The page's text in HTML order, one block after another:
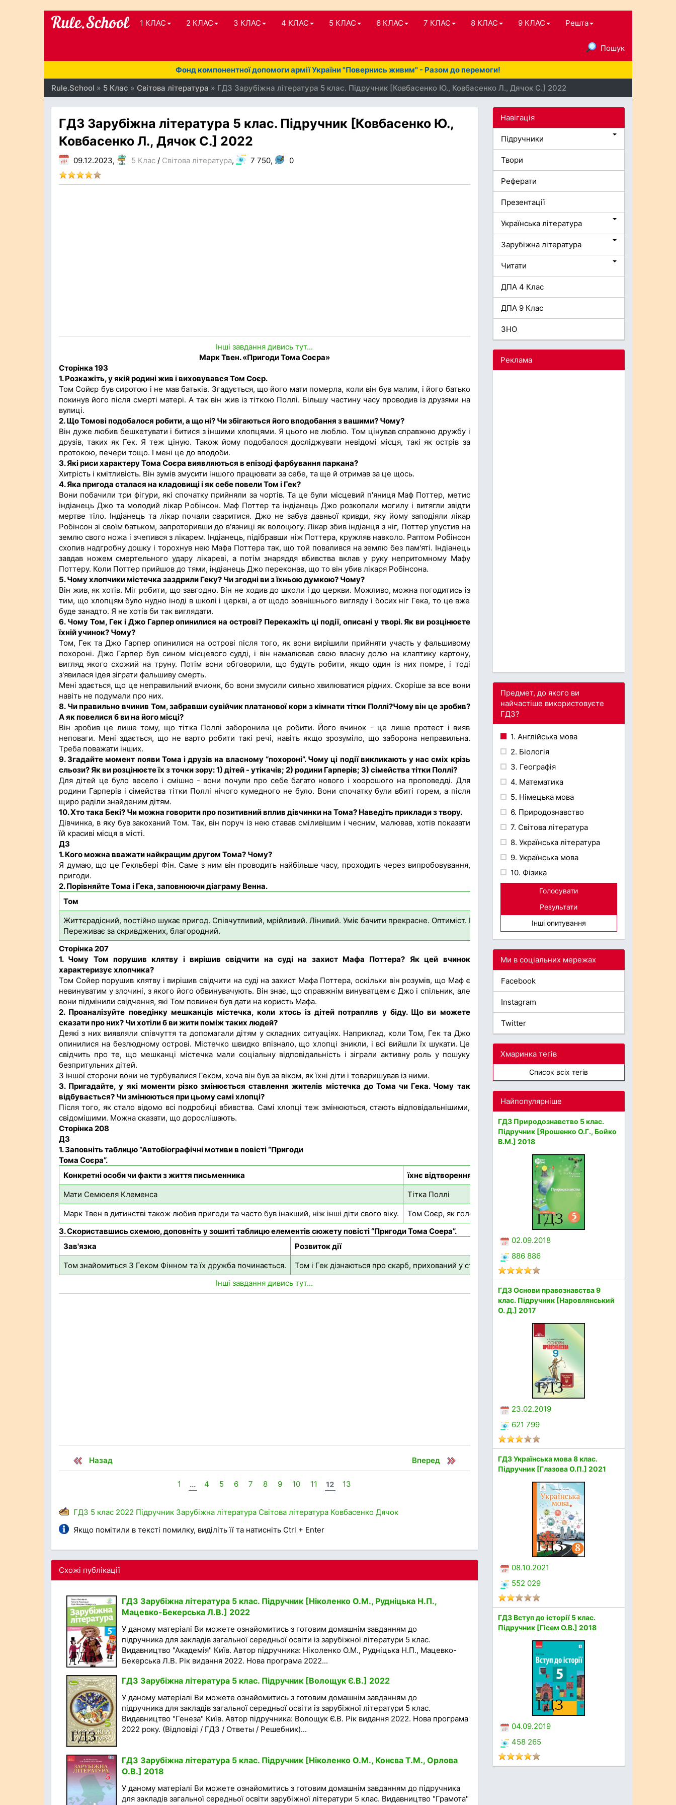
1 КЛАС 2 КЛАС 3 КЛАС 4 КЛАС 5 КЛАС 6 КЛАС 7 КЛАС 8 КЛАС 9 КЛАС Решта
Пошук
Фонд компонентної допомоги армії України "Повернись живим" - Разом до перемоги!
Rule.School » 5 Клас » Світова література » ГДЗ Зарубіжна література 5 клас. Підручник [Ковбасенко Ю., Ковбасенко Л., Дячок С.] 2022
ГДЗ Зарубіжна література 5 клас. Підручник [Ковбасенко Ю.,
Ковбасенко Л., Дячок С.] 2022
09.12.2023, 5 Клас / Світова література, 7 750, 0
Інші завдання дивись тут...
Марк Твен. «Пригоди Тома Соєра»
Сторінка 193
1.Розкажіть,уякій родині жив і виховувався Том Соєр.
Том Сойєр був сиротою і не мав батьків. Згадується, що його мати померла, коли він був малим, і його батько
покинув його після смерті матері. А так він жив із тіткою Поллі. Більшу частину часу проводив із друзями на
вулиці.
2.Що Томові подобалося робити, а що ні? Чи збігаються його вподобання з вашими? Чому?
Він дуже любив бешкетувати і битися з іншими хлопцями. Я цього не люблю. Том цінував справжню дружбу і
друзів, таких як Гек. Я теж ціную. Також йому подобалося досліджувати невідомі місця, такі як острів за
протокою, печери тощо. І мені це до вподоби.
3.Які риси характеруТома Соєра виявляються в епізоді фарбування паркана?
Хитрість і кмітливість. Він зумів змусити іншого працювати за себе, та ще й отримав за це щось.
4.Яка пригода сталася на кладовищі і як себе повели Том і Гек?
Вони побачили три фігури, які спочатку прийняли за чортів. Та це були місцевий п'яниця Маф Поттер, метис
індіанець Джо та молодий лікар Робінсон. Маф Поттер та індіанець Джо розкопали могилу і витягли звідти
мертве тіло. Індіанець та лікар почали сваритися. Джо не забув давньої кривди, яку йому заподіяли лікар
Робінсон зі своїм батьком, запроторивши до в'язниці як волоцюгу. Лікар збив індіанця з ніг, Поттер упустив на
землю свого ножа і зчепився з лікарем. Індіанець, підібравши ніж Поттера, кружляв навколо. Раптом Робінсон
схопив надгробну дошку і торохнув нею Мафа Поттера так, що той повалився на землю без пам'яті. Індіанець
завдав ножем смертельного удару лікареві, а потім знаряддя вбивства вклав у руку непритомному Мафу
Поттеру. Коли Поттер прийшов до тями, індіанець Джо переконав, що то він убив лікаря Робінсона.
5.Чому хлопчики містечка заздрили Геку? Чи згодні ви з їхньою думкою? Чому?
Він жив, як хотів. Міг робити, що завгодно. Він не ходив до школи і до церкви. Можливо, можна погодитись із
тим, що хлопцям було нудно іноді в школі і церкві, а от щодо зовнішнього вигляду і босих ніг Гека, то це вже
буде занадто. Я не хотів би так виглядати.
6. Чому Том, Гек і Джо Гарпер опинилися на острові? Перекажіть ці події, описані у творі. Як ви розцінюєте
їхній учинок? Чому?
Том, Гек та Джо Гарпер опинилися на острові після того, як вони вирішили прийняти участь у фальшивому
похороні. Джо Гарпер був сином місцевого судді, і він намалював свою власну долю на клаптику картону,
вигляд якого схожий на труну. Потім вони обговорили, що будуть робити, якщо один із них помре, і тоді
з'явилася ідея зіграти фальшиву смерть.
Мені здається, що це неправильний вчионк, бо вони змусили сильно хвилюватися рідних. Скоріше за все вони
навіть не подумали про них.
8. Чи правильно вчинив Том, забравши сувійчик платанової кори з кімнати тітки Поллі?Чому він це зробив?
А як повелися б ви на його місці?
Він зробив це лише тому, що тітка Поллі заборонила це робити. Його вчинок - це лише протест і вияв
неповаги. Мені здається, що не варто робити такі речі, навіть якщо зрозуміло, що заборона неправильна.
Треба поважати інших.
9.Згадайте момент появи Томаі друзів на власному “похороні”. Чому ці події викликають у нас сміх крізь
сльози? Як ви розцінюєте їх з точки зору: 1) дітей - утікачів; 2) родини Гарперів; 3) сімейства тітки Поллі?
Для дітей це було весело і смішно - вони почули про себе багато нового і хоорошого на проповедді. Для
родини Гарперів і сімейства тітки Поллі нічого кумедного не було. Вони спочатку були вбиті горем, а після
щиро раділи знайденим дітям.
10.Хто така Бекі? Чи можна говорити про позитивний вплив дівчинки на Тома? Наведіть приклади з твору.
Дівчинка, в яку був закоханий Том. Так, він поруч із нею ставав сміливішим і чесним, малював, хотів показати
їй красиві місця в місті.
ДЗ
1.Когоможна вважати найкращим другом Тома? Чому?
Я думаю, що це Гекльбері Фін. Саме з ним він проводить найбільше часу, проходить через випробовування,
пригоди.
2.ПорівняйтеТома і Гека, заповнюючи діаграму Венна.
Том
Життєрадісний, постійно шукає пригод. Співчутливий, мрійливий. Лінивий. Уміє бачити прекрасне. Оптиміст. Має почуття справедливості.
Переживає за скривджених, благородний.
Сторінка 207
1. Чому Том порушив клятву і вирішив свідчити насудіна захист Мафа Поттера? Як цей вчинок
характеризує хлопчика?
Том Сойер порушив клятву і вирішив свідчити на суді на захист Мафа Поттера, оскільки він розумів, що Маф є
невинуватим у злочині, з якого його обвинувачують. Він знає, що справжнім винуватцем є Джо і спільник, але
вони підмінили свідчення, які Том повинен був дати на користь Мафа.
2. Проаналізуйте поведінку мешканців містечка, коли хтось із дітей потрапляв у біду. Що ви можете
сказати про них? Чи хотіли б ви жити поміж таких людей?
Деякі з них виявляли співчуття та допомагали дітям у складних ситуаціях. Наприклад, коли Том, Гек та Джо
опинилися на безлюдному острові. Містечко швидко впізнало, що хлопці зникли, і всі вийшли їх шукати. Це
свідчить про те, що мешканці містечка мали соціальну відповідальність і зіграли активну роль у пошуку
безпритульних дітей.
З іншої сторони вони не турбувалися Геком, хоча він був за віком, як їхні діти і товаришував із ними.
3. Пригадайте, у які моменти різко змінюється ставлення жителів містечка до Тома чи Гека. Чому так
відбувається? Чи змінюються при цьому самі хлопці?
Після того, як стало відомо всі подробиці вбивства. Самі хлопці теж змінюються, стають відповідальнішими,
свідомішими. Можна сказати, що дорослішають.
Сторінка 208
ДЗ
1.Заповніть таблицю “Автобіографічні мотиви в повісті “Пригоди
Тома Соєра”.
Конкретні особи чи факти з життя письменника
їхнє відтворення в повісті
Мати Семюеля Клеменса
Тітка Поллі
Марк Твен в дитинстві також любив пригоди та часто був інакший, ніж інші діти свого віку.
Том Соєр, як головний герой, протиставляється правилам та звичаям,
3.Скориставшись схемою, доповніть у зошиті таблицю елементів сюжету повісті “ПригодиТома Соера”.
Зав'язка
Розвиток дії
Том знайомиться 3 Геком Фінном та їх дружба починається.
Том і Гек дізнаються про скарб, прихований у старому будинку. Вони вирушають на острів та
Інші завдання дивись тут...
Назад Вперед
1 ... 4 5 6 7 8 9 10 11 12 13
ГДЗ 5 клас 2022 Підручник Зарубіжна література Світова література Ковбасенко Дячок
Якщо помітили в тексті помилку, виділіть її та натисніть Ctrl + Enter
Схожі публікації
ГДЗ Зарубіжна література 5 клас. Підручник [Ніколенко О.М., Рудніцька Н.П.,
Мацевко-Бекерська Л.В.] 2022
У даному матеріалі Ви можете ознайомитись з готовим домашнім завданням до
підручника для закладів загальної середньої освіти із зарубіжної літератури 5 клас.
Видавництво "Академiя" Київ. Автор підручника: Ніколенко О.М., Рудніцька Н.П., Мацевко-
Бекерська Л.В. Рік видання 2022. Нова програма 2022...
ГДЗ Зарубіжна література 5 клас. Підручник [Волощук Є.В.] 2022
У даному матеріалі Ви можете ознайомитись з готовим домашнім завданням до
підручника для закладів загальної середньої освіти із зарубіжної літератури 5 клас.
Видавництво "Генеза" Київ. Автор підручника: Волощук Є.В. Рік видання 2022. Нова програма
2022 року. (Відповіді / ГДЗ / Ответы / Решебник)...
ГДЗ Зарубіжна література 5 клас. Підручник [Ніколенко О.М., Конєва Т.М., Орлова
О.В.] 2018
У даному матеріалі Ви можете ознайомитись з готовим домашнім завданням до підручника
для закладів загальної середньої освіти зарубіжної літератури 5 клас. Видавництво "Грамота"
Навігація
Підручники
Твори
Реферати
Презентації
Українська література
Зарубіжна література
Читати
ДПА 4 Клас
ДПА 9 Клас
ЗНО
Реклама
Предмет, до якого ви
найчастіше використовуєте
ГДЗ?
1. Англійська мова
2. Біологія
3. Географія
4. Математика
5. Німецька мова
6. Природознавство
7. Світова література
8. Українська література
9. Українська мова
10. Фізика
Голосувати
Результати
Інші опитування
Ми в соціальних мережах
Facebook
Instagram
Twitter
Хмаринка тегів
Список всіх тегів
Найпопулярніше
ГДЗ Природознавство 5 клас.
Підручник [Ярошенко О.Г., Бойко
В.М.] 2018
02.09.2018
886 886
ГДЗ Основи правознавства 9
клас. Підручник [Наровлянський
О. Д.] 2017
23.02.2019
621 799
ГДЗ Українська мова 8 клас.
Підручник [Глазова О.П.] 2021
08.10.2021
552 029
ГДЗ Вступ до історії 5 клас.
Підручник [Гісем О.В.] 2018
04.09.2019
458 265